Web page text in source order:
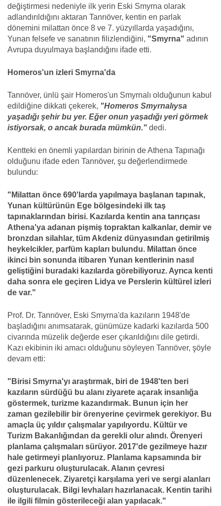
değiştirmesi nedeniyle ilk yerin Eski Smyrna olarak
adlandırıldığını aktaran Tanrıöver, kentin en parlak
dönemini milattan önce 8 ve 7. yüzyıllarda yaşadığını,
Yunan felsefe ve sanatının filizlendiğini, "Smyrna" adının
Avrupa duyulmaya başlandığını ifade etti.
Homeros'un izleri Smyrna'da
Tanrıöver, ünlü şair Homeros'un Smyrnalı olduğunun kabul
edildiğine dikkati çekerek, "Homeros Smyrnalıysa
yaşadığı şehir bu yer. Eğer onun yaşadığı yeri görmek
istiyorsak, o ancak burada mümkün." dedi.
Kentteki en önemli yapılardan birinin de Athena Tapınağı
olduğunu ifade eden Tanrıöver, şu değerlendirmede
bulundu:
"Milattan önce 690'larda yapılmaya başlanan tapınak,
Yunan kültürünün Ege bölgesindeki ilk taş
tapınaklarından birisi. Kazılarda kentin ana tanrıçası
Athena'ya adanan pişmiş topraktan kalkanlar, demir ve
bronzdan silahlar, tüm Akdeniz dünyasından getirilmiş
heykelcikler, parfüm kapları bulundu. Milattan önce
ikinci bin sonunda itibaren Yunan kentlerinin nasıl
geliştiğini buradaki kazılarda görebiliyoruz. Ayrıca kenti
daha sonra ele geçiren Lidya ve Perslerin kültürel izleri
de var."
Prof. Dr. Tanrıöver, Eski Smyrna'da kazıların 1948'de
başladığını anımsatarak, günümüze kadarki kazılarda 500
civarında müzelik değerde eser çıkarıldığını dile getirdi.
Kazı ekibinin iki amacı olduğunu söyleyen Tanrıöver, şöyle
devam etti:
"Birisi Smyrna'yı araştırmak, biri de 1948'ten beri
kazıların sürdüğü bu alanı ziyarete açarak insanlığa
göstermek, turizme kazandırmak. Bunun için her
zaman gezilebilir bir örenyerine çevirmek gerekiyor. Bu
amaçla üç yıldır çalışmalar yapılıyordu. Kültür ve
Turizm Bakanlığından da gerekli olur alındı. Örenyeri
planlama çalışmaları sürüyor. 2017'de gezilmeye hazır
hale getirmeyi planlıyoruz. Planlama kapsamında bir
gezi parkuru oluşturulacak. Alanın çevresi
düzenlenecek. Ziyaretçi karşılama yeri ve sergi alanları
oluşturulacak. Bilgi levhaları hazırlanacak. Kentin tarihi
ile ilgili filmin gösterileceği alan yapılacak."